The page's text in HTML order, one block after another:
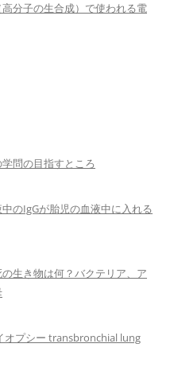
分子の生合成）で使われる電
問の目指すところ
のIgGが胎児の血液中に入れる
生き物は何？バクテリア、ア
オプシー transbronchial lung